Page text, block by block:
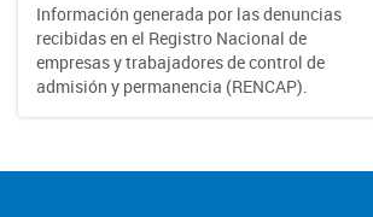
Información generada por las denuncias
recibidas en el Registro Nacional de
empresas y trabajadores de control de
admisión y permanencia (RENCAP).